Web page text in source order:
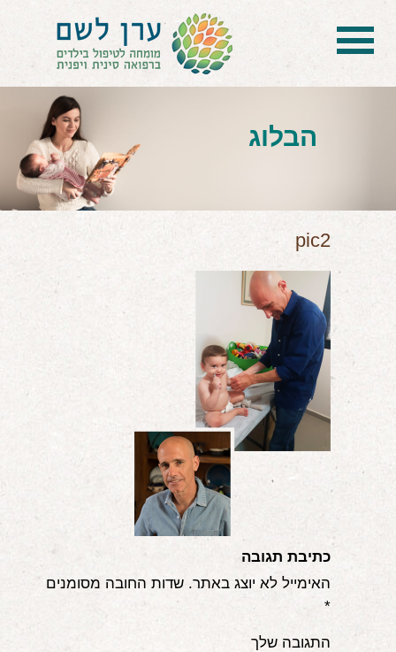
בית
הטיפול
הכל על דיקור סיני ודיקור יפני לילדים
הילד לא מפסיק להיות חולה
בעיות נשימה: קוצר, סטרידור ועוד
קשיים רגשיים, אתגרי התנהגות
במתנה!
הבלוג
pic2
כתיבת תגובה
האימייל לא יוצג באתר. שדות החובה מסומנים
*
התגובה שלך